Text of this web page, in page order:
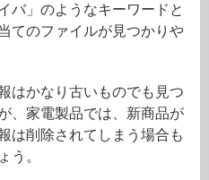
バ」のようなキーワードと
てのファイルが見つかりや
はかなり古いものでも見つ
、家電製品では、新商品が
は削除されてしまう場合も
う。